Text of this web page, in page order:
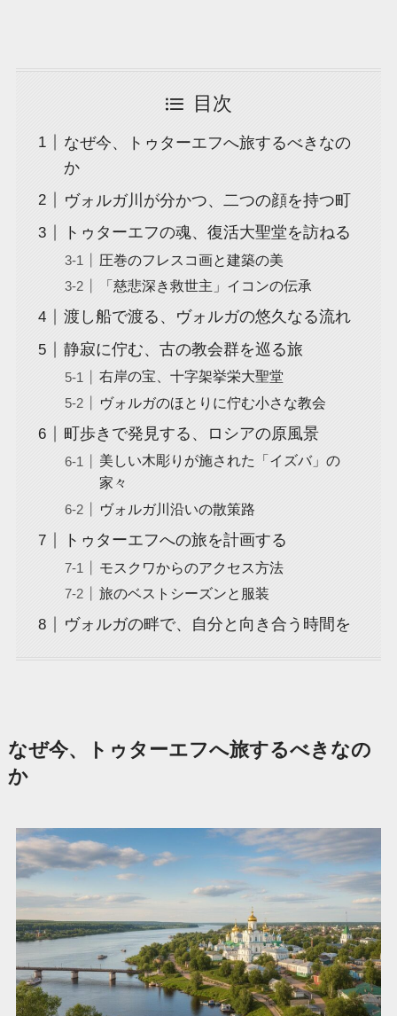
目次
なぜ今、トゥターエフへ旅するべきなの
か
ヴォルガ川が分かつ、二つの顔を持つ町
トゥターエフの魂、復活大聖堂を訪ねる
圧巻のフレスコ画と建築の美
「慈悲深き救世主」イコンの伝承
渡し船で渡る、ヴォルガの悠久なる流れ
静寂に佇む、古の教会群を巡る旅
右岸の宝、十字架挙栄大聖堂
ヴォルガのほとりに佇む小さな教会
町歩きで発見する、ロシアの原風景
美しい木彫りが施された「イズバ」の
家々
ヴォルガ川沿いの散策路
トゥターエフへの旅を計画する
モスクワからのアクセス方法
旅のベストシーズンと服装
ヴォルガの畔で、自分と向き合う時間を
なぜ今、トゥターエフへ旅するべきなの
か